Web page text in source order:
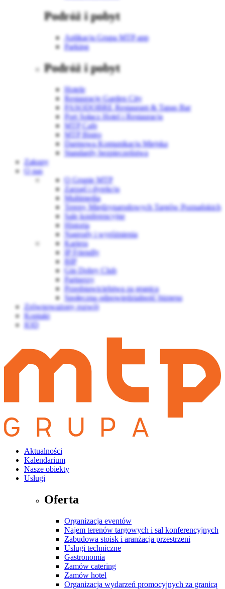
Podróż i pobyt
Aplikacja Grupa MTP app
Parking
Podróż i pobyt
Hotele
Restauracje Garden City
PASODOBRE Restaurant & Tapas Bar
Port Sołacz Hotel i Restauracja
MTP Cafe
MTP Bistro
Darmowa Komunikacja Miejska
Standardy bezpieczeństwa
Zakupy
O nas
O Grupie MTP
Zarząd i dyrekcja
Multimedia
Tereny Międzynarodowych Targów Poznańskich
Sale konferencyjne
Historia
Nagrody i wyróżnienia
Kariera
IP Friendly
BIP
Gin Dobry Club
Partnerzy
Przedstawicielstwa za granicą
Społeczna odpowiedzialność biznesu
Zrównoważony rozwój
Kontakt
IOD
Aktualności
Kalendarium
Nasze obiekty
Usługi
Oferta
Organizacja eventów
Najem terenów targowych i sal konferencyjnych
Zabudowa stoisk i aranżacja przestrzeni
Usługi techniczne
Gastronomia
Zamów catering
Zamów hotel
Organizacja wydarzeń promocyjnych za granicą